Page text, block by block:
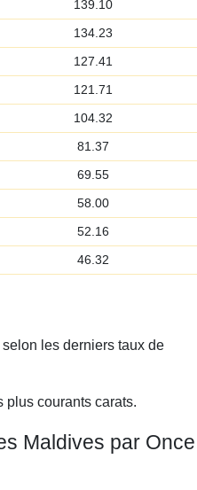
139.10
134.23
127.41
121.71
104.32
81.37
69.55
58.00
52.16
46.32
les derniers taux de
plus courants carats.
Maldives par Once